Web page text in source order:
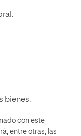
bienes.
con este
entre otras, las